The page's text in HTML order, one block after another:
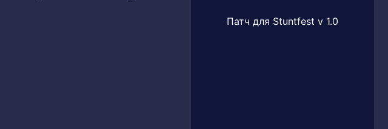
Патч для Stuntfest v 1.0